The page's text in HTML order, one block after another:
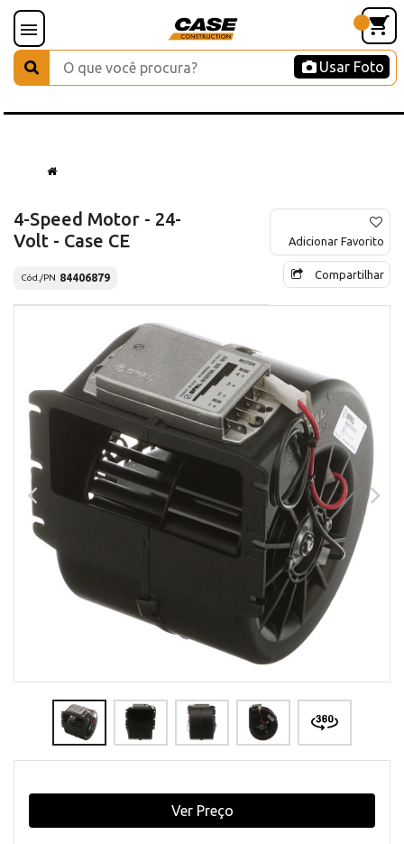
Usar Foto
4-Speed Motor - 24-
Volt - Case CE
Cód./PN 84406879
Adicionar Favorito
Compartilhar
Ver Preço